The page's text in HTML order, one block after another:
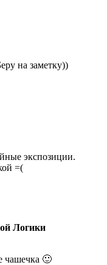
на заметку))
экспозиции.
=(
Логики
чашечка 🙂